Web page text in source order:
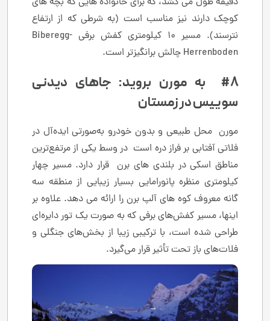
کوچک دارند نیز مناسب است (به شرطی که از ارتفاع
نترسند). مسیر 10 کیلومتری کفش برفی Biberegg-
Herrenboden چالش برانگیزتر است.
#8 به مورن بروید: جاهای دیدنی
سوییس در زمستان
مورن محل طبیعی و بدون خودرو به‌صورتی ایده‌آل در
فلاتی آفتابی بر فراز دره است در وسط یکی از مرتفع‌ترین
مناطق اسکی در بلندی های برن قرار دارد. مسیر چهار
کیلومتری منظره پانورامایی بسیار زیبایی از منطقه سه
گانه معروف کوه های آلپ برن را ارائه می دهد. علاوه بر
اینها، مسیر کفش‌های برفی که به صورت یک تور دایره‌ای
طراحی شده است، با ترکیبی زیبا از بخش‌های جنگلی و
فلات‌های باز تحت تأثیر قرار می‌گیرد.